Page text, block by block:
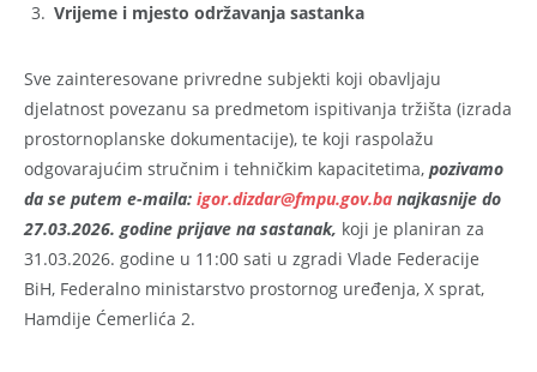
Vrijeme i mjesto održavanja sastanka
Sve zainteresovane privredne subjekti koji obavljaju
djelatnost povezanu sa predmetom ispitivanja tržišta (izrada
prostornoplanske dokumentacije), te koji raspolažu
odgovarajućim stručnim i tehničkim kapacitetima, pozivamo
da se putem e-maila: igor.dizdar@fmpu.gov.ba najkasnije do
27.03.2026. godine prijave na sastanak, koji je planiran za
31.03.2026. godine u 11:00 sati u zgradi Vlade Federacije
BiH, Federalno ministarstvo prostornog uređenja, X sprat,
Hamdije Ćemerlića 2.